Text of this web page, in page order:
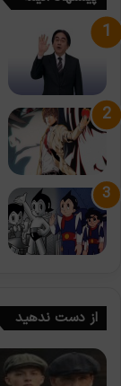
از دست ندهید